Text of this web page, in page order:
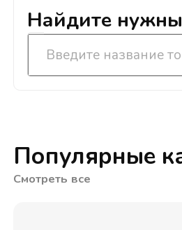
Найдите
Популярные
Смотреть все